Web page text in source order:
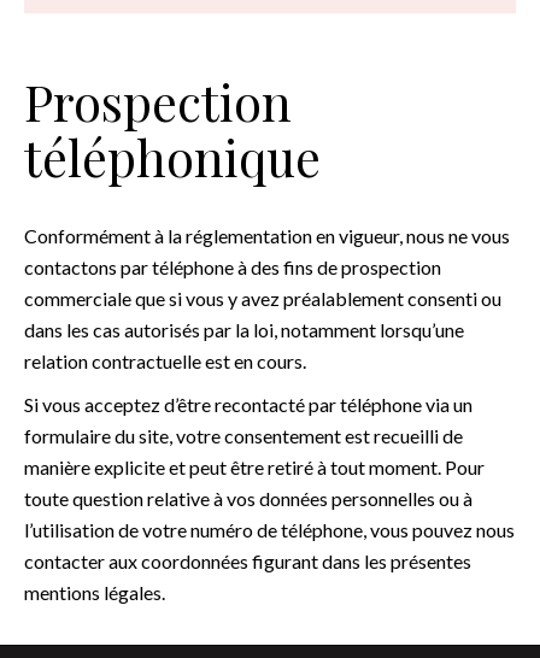
Prospection
téléphonique
Conformément à la réglementation en vigueur, nous ne vous
contactons par téléphone à des fins de prospection
commerciale que si vous y avez préalablement consenti ou
dans les cas autorisés par la loi, notamment lorsqu’une
relation contractuelle est en cours.
Si vous acceptez d’être recontacté par téléphone via un
formulaire du site, votre consentement est recueilli de
manière explicite et peut être retiré à tout moment. Pour
toute question relative à vos données personnelles ou à
l’utilisation de votre numéro de téléphone, vous pouvez nous
contacter aux coordonnées figurant dans les présentes
mentions légales.